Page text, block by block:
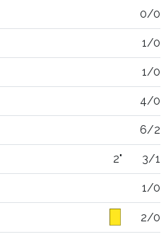
0/0
1/0
1/0
4/0
6/2
2" 3/1
1/0
2/0